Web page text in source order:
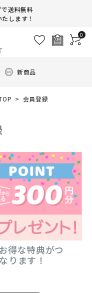
送料無料
します！
0
新商品
会員登録
得な特典がつ
ります！